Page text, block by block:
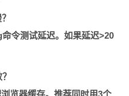
令测试延迟。如果延迟>20
览器缓存。推荐同时用3个